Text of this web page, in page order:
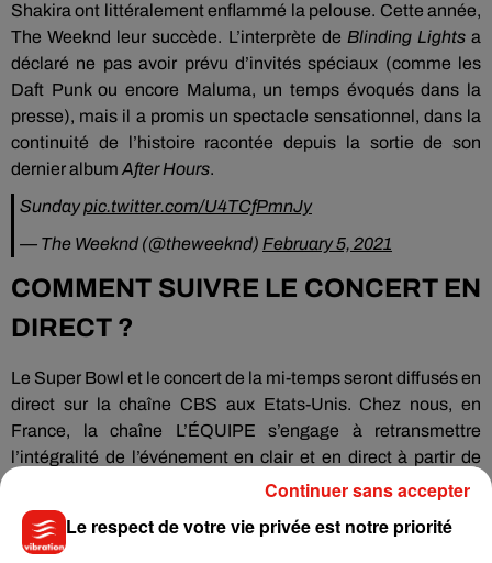
Shakira ont littéralement enflammé la pelouse. Cette année,
The Weeknd leur succède. L’interprète de Blinding Lights a
déclaré ne pas avoir prévu d’invités spéciaux (comme les
Daft Punk ou encore Maluma, un temps évoqués dans la
presse), mais il a promis un spectacle sensationnel, dans la
continuité de l’histoire racontée depuis la sortie de son
dernier album After Hours.
Sundaypic.twitter.com/U4TCfPmnJy
— The Weeknd (@theweeknd) February 5, 2021
COMMENT SUIVRE LE CONCERT EN
DIRECT ?
Le Super Bowl et le concert de la mi-temps seront diffusés en
direct sur la chaîne CBS aux Etats-Unis. Chez nous, en
France, la chaîne L’ÉQUIPE s’engage à retransmettre
l’intégralité de l’événement en clair et en direct à partir de
minuit (lien ci-dessous). Une première. Il sera également
possible de suivre le match et le concert sur beIN SPORTS 1.
Le passage de The Weeknd est estimé aux alentours de
Le respect de votre vie privée est notre priorité
Continuer sans accepter